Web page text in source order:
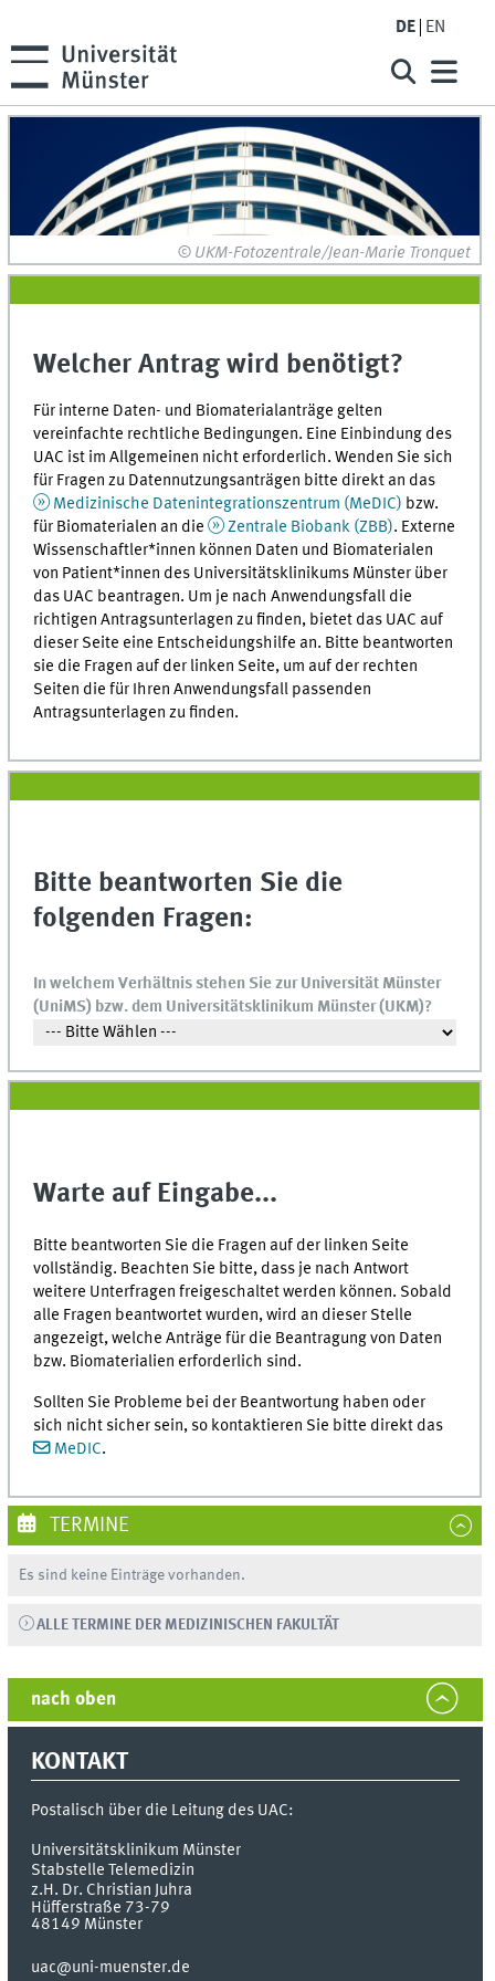
DE EN
© UKM-Fotozentrale/Jean-Marie Tronquet
Welcher Antrag wird benötigt?
Für interne Daten- und Biomaterialanträge gelten
vereinfachte rechtliche Bedingungen. Eine Einbindung des
UAC ist im Allgemeinen nicht erforderlich. Wenden Sie sich
für Fragen zu Datennutzungsanträgen bitte direkt an das
Medizinische Datenintegrationszentrum (MeDIC) bzw.
für Biomaterialen an die
Zentrale Biobank (ZBB). Externe
Wissenschaftler*innen können Daten und Biomaterialen
von Patient*innen des Universitätsklinikums Münster über
das UAC beantragen. Um je nach Anwendungsfall die
richtigen Antragsunterlagen zu finden, bietet das UAC auf
dieser Seite eine Entscheidungshilfe an. Bitte beantworten
sie die Fragen auf der linken Seite, um auf der rechten
Seiten die für Ihren Anwendungsfall passenden
Antragsunterlagen zu finden.
Bitte beantworten Sie die
folgenden Fragen:
In welchem Verhältnis stehen Sie zur Universität Münster
(UniMS) bzw. dem Universitätsklinikum Münster (UKM)?
Warte auf Eingabe...
Bitte beantworten Sie die Fragen auf der linken Seite
vollständig. Beachten Sie bitte, dass je nach Antwort
weitere Unterfragen freigeschaltet werden können. Sobald
alle Fragen beantwortet wurden, wird an dieser Stelle
angezeigt, welche Anträge für die Beantragung von Daten
bzw. Biomaterialien erforderlich sind.
Sollten Sie Probleme bei der Beantwortung haben oder
sich nicht sicher sein, so kontaktieren Sie bitte direkt das
MeDIC.
TERMINE
Es sind keine Einträge vorhanden.
ALLE TERMINE DER MEDIZINISCHEN FAKULTÄT
nach oben
KONTAKT
Postalisch über die Leitung des UAC:
Universitätsklinikum Münster
Stabstelle Telemedizin
z.H. Dr. Christian Juhra
Hüfferstraße 73-79
48149 Münster
uac@uni-muenster.de